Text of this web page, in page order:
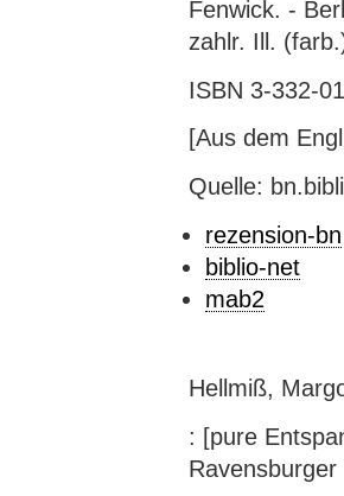
Fenwick. -
zahlr. Ill.
ISBN 3-332-
[Aus dem
Quelle:
rezension-bn
biblio-net
mab2
Hellmiß,
: [pure